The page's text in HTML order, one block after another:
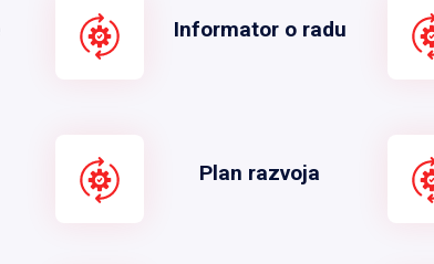
Informator o radu
Plan razvoja